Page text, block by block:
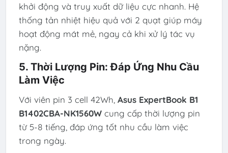
khởi động và truy xuất dữ liệu cực nhanh. Hệ
thống tản nhiệt hiệu quả với 2 quạt giúp máy
hoạt động mát mẻ, ngay cả khi xử lý tác vụ
nặng.
5. Thời Lượng Pin: Đáp Ứng Nhu Cầu
Làm Việc
Với viên pin 3 cell 42Wh, Asus ExpertBook B1
B1402CBA-NK1560Wcung cấp thời lượng pin
từ 5-8 tiếng, đáp ứng tốt nhu cầu làm việc
trong ngày.